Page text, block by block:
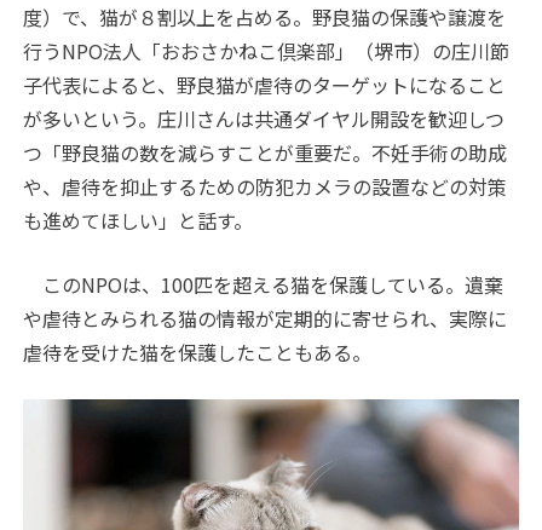
度）で、猫が８割以上を占める。野良猫の保護や譲渡を
行うNPO法人「おおさかねこ倶楽部」（堺市）の庄川節
子代表によると、野良猫が虐待のターゲットになること
が多いという。庄川さんは共通ダイヤル開設を歓迎しつ
つ「野良猫の数を減らすことが重要だ。不妊手術の助成
や、虐待を抑止するための防犯カメラの設置などの対策
も進めてほしい」と話す。
このNPOは、100匹を超える猫を保護している。遺棄
や虐待とみられる猫の情報が定期的に寄せられ、実際に
虐待を受けた猫を保護したこともある。